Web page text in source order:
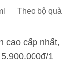
Theo bộ quà
cao cấp nhất,
1